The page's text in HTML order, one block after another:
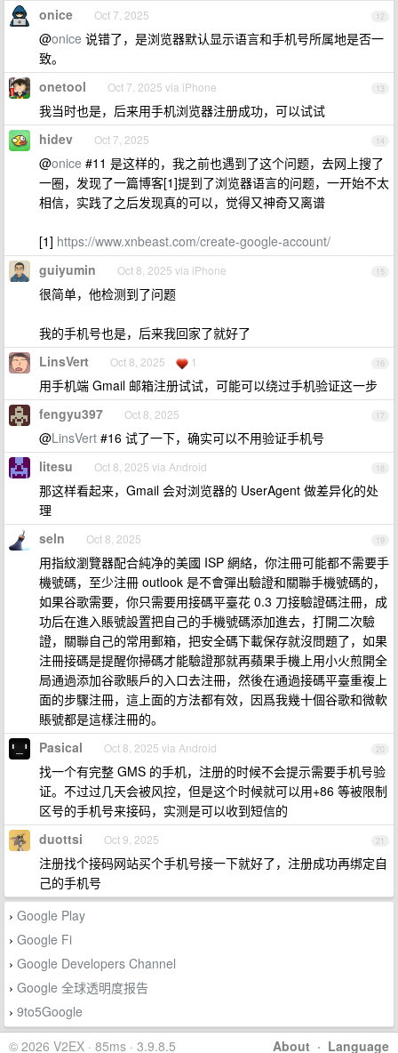
12
onice Oct 7, 2025
@onice 说错了，是浏览器默认显示语言和手机号所属地是否一
致。
13
onetool Oct 7, 2025 via iPhone
我当时也是，后来用手机浏览器注册成功，可以试试
14
hidev Oct 7, 2025
@onice #11 是这样的，我之前也遇到了这个问题，去网上搜了
一圈，发现了一篇博客[1]提到了浏览器语言的问题，一开始不太
相信，实践了之后发现真的可以，觉得又神奇又离谱
[1] https://www.xnbeast.com/create-google-account/
15
guiyumin Oct 8, 2025 via iPhone
很简单，他检测到了问题
我的手机号也是，后来我回家了就好了
16
LinsVert Oct 8, 2025 1
用手机端 Gmail 邮箱注册试试，可能可以绕过手机验证这一步
17
fengyu397 Oct 8, 2025
@LinsVert #16 试了一下，确实可以不用验证手机号
18
litesu Oct 8, 2025 via Android
那这样看起来，Gmail 会对浏览器的 UserAgent 做差异化的处
理
19
seln Oct 8, 2025
用指紋瀏覽器配合純净的美國 ISP 網絡，你注冊可能都不需要手
機號碼，至少注冊 outlook 是不會彈出驗證和關聯手機號碼的，
如果谷歌需要，你只需要用接碼平臺花 0.3 刀接驗證碼注冊，成
功后在進入賬號設置把自己的手機號碼添加進去，打開二次驗
證，關聯自己的常用郵箱，把安全碼下載保存就沒問題了，如果
注冊接碼是提醒你掃碼才能驗證那就再蘋果手機上用小火煎開全
局通過添加谷歌賬戶的入口去注冊，然後在通過接碼平臺重複上
面的步驟注冊，這上面的方法都有效，因爲我幾十個谷歌和微軟
賬號都是這樣注冊的。
20
Pasical Oct 8, 2025 via Android
找一个有完整 GMS 的手机，注册的时候不会提示需要手机号验
证。不过过几天会被风控，但是这个时候就可以用+86 等被限制
区号的手机号来接码，实测是可以收到短信的
21
duottsi Oct 9, 2025
注册找个接码网站买个手机号接一下就好了，注册成功再绑定自
己的手机号
› Google Play
› Google Fi
› Google Developers Channel
› Google 全球透明度报告
› 9to5Google
About · Language
© 2026 V2EX · 85ms · 3.9.8.5